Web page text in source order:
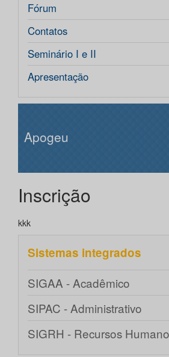
Fórum
Contatos
Seminário I e II
Apresentação
Apogeu
Inscrição
kkk
Sistemas integrados
SIGAA - Acadêmico
SIPAC - Administrativo
SIGRH - Recursos